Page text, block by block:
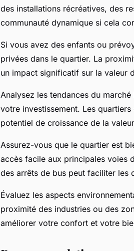
des installations récréatives, des
communauté dynamique si cela
Si vous avez des enfants ou
privées dans le quartier. La
un impact significatif sur la valeur
Analysez les tendances du
votre investissement. Les
potentiel de croissance de la
Assurez-vous que le quartier est
accès facile aux principales voies
des arrêts de bus peut faciliter les
Évaluez les aspects
proximité des industries ou des
améliorer votre confort et votre